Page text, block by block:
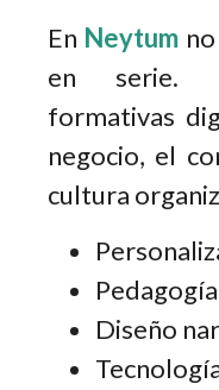
En Neytum
en serie.
formativas
negocio, el
cultura
Diseño